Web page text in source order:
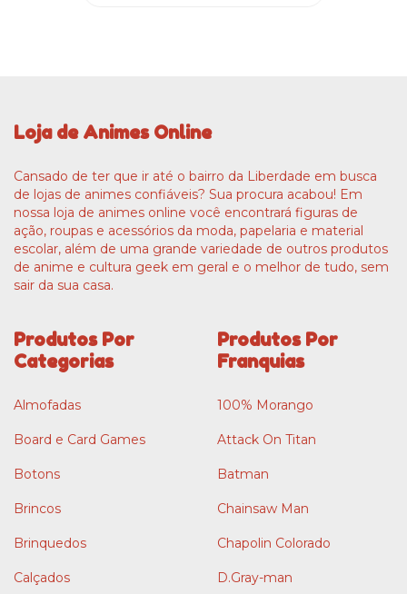
Loja de Animes Online
Cansado de ter que ir até o bairro da Liberdade em busca
de lojas de animes confiáveis? Sua procura acabou! Em
nossa loja de animes online você encontrará figuras de
ação, roupas e acessórios da moda, papelaria e material
escolar, além de uma grande variedade de outros produtos
de anime e cultura geek em geral e o melhor de tudo, sem
sair da sua casa.
Produtos Por
Categorias
Almofadas
Board e Card Games
Botons
Brincos
Brinquedos
Calçados
Produtos Por
Franquias
100% Morango
Attack On Titan
Batman
Chainsaw Man
Chapolin Colorado
D.Gray-man